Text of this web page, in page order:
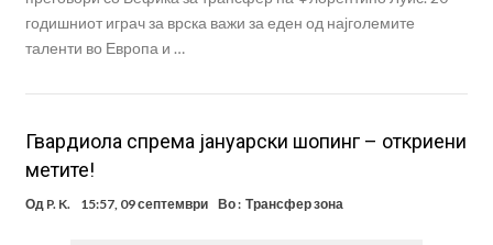
годишниот играч за врска важи за еден од најголемите
таленти во Европа и …
Гвардиола спрема јануарски шопинг – откриени
метите!
Од P. K. 15:57, 09 септември Во : Трансфер зона